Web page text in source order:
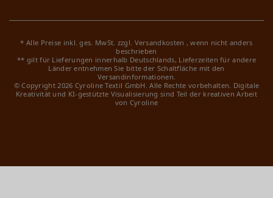
* Alle Preise inkl. ges. MwSt. zzgl. Versandkosten , wenn nicht anders
beschrieben
** gilt für Lieferungen innerhalb Deutschlands, Lieferzeiten für andere
Länder entnehmen Sie bitte der Schaltfläche mit den
Versandinformationen.
© Copyright 2026 Cyroline Textil GmbH. Alle Rechte vorbehalten. Digitale
Kreativität und KI-gestützte Visualisierung sind Teil der kreativen Arbeit
von Cyroline